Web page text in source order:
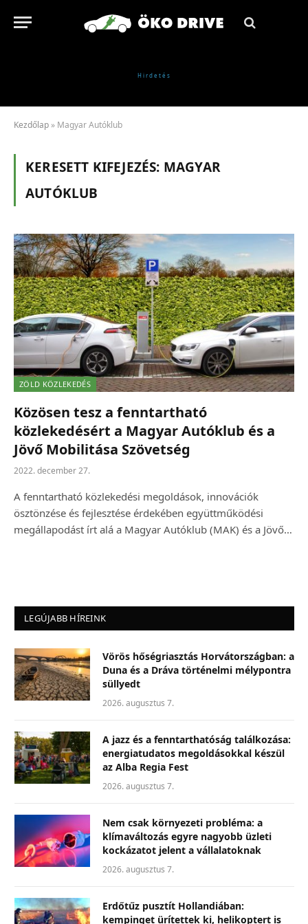
Kezdőlap » Magyar Autóklub
KERESETT KIFEJEZÉS: MAGYAR
AUTÓKLUB
ZÖLD KÖZLEKEDÉS
Közösen tesz a fenntartható
közlekedésért a Magyar Autóklub és a
Jövő Mobilitása Szövetség
2022. december 27.
A fenntartható közlekedési megoldások, innovációk
ösztönzése és fejlesztése érdekében együttműködési
megállapodást írt alá a Magyar Autóklub (MAK) és a Jövő…
LEGÚJABB HÍREINK
Vörös hőségriasztás Horvátországban: a
Duna és a Dráva történelmi mélypontra
süllyedt
2026. augusztus 7.
A jazz és a fenntarthatóság találkozása:
energiatudatos megoldásokkal készül
az Alba Regia Fest
2026. augusztus 7.
Nem csak környezeti probléma: a
klímaváltozás egyre nagyobb üzleti
kockázatot jelent a vállalatoknak
2026. augusztus 7.
Erdőtűz pusztít Hollandiában:
kempinget ürítettek ki, helikoptert is